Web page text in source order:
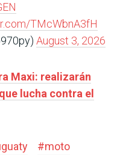
TMcWbnA3fH
August 3, 2026
Maxi: realizarán
lucha contra el
#moto